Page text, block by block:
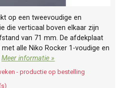
op een tweevoudige en
die verticaal boven elkaar zijn
van 71 mm. De afdekplaat
alle Niko Rocker 1-voudige en
Meer informatie »
- productie op bestelling